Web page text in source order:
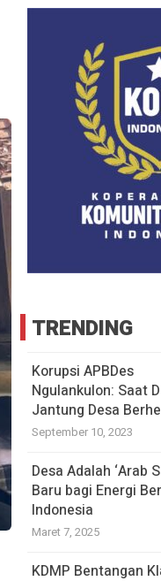
TRENDING
Korupsi APBDes
Ngulankulon: Saat
Jantung Desa
September 10, 2023
Desa Adalah ‘Arab
Baru bagi Energi
Indonesia
Maret 7, 2025
KDMP Bentangan